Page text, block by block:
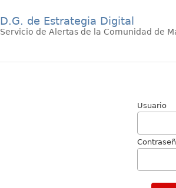
D.G. de Estrategia Digital
Servicio de Alertas de la Comunidad de
Usuario